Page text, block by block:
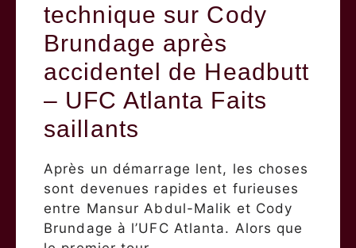
technique sur Cody
Brundage après
accidentel de Headbutt
– UFC Atlanta Faits
saillants
Après un démarrage lent, les choses
sont devenues rapides et furieuses
entre Mansur Abdul-Malik et Cody
Brundage à l’UFC Atlanta. Alors que